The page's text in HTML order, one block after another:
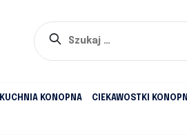
KUCHNIA KONOPNA CIEKAWOSTKI